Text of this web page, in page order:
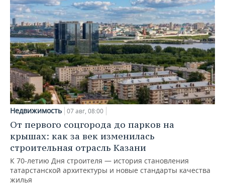
Недвижимость 07 авг, 08:00
От первого соцгорода до парков на
крышах: как за век изменилась
строительная отрасль Казани
К 70-летию Дня строителя — история становления
татарстанской архитектуры и новые стандарты качества
жилья